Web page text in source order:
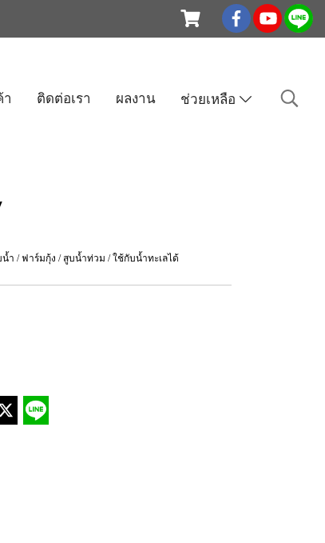
ติดต่อเรา ผลงาน ช่วยเหลือ
ำ / ฟาร์มกุ้ง / สูบน้ำท่วม / ใช้กับน้ำทะเลได้